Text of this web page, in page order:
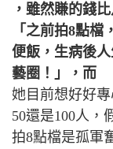
，雖然賺的錢
「之前拍8點
便飯，生病後
藝圈！」，而
她目前想好好
50還是100人，
拍8點檔是孤軍